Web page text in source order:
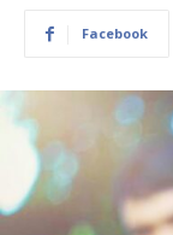
Facebook